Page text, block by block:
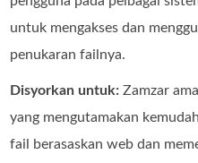
untuk mengakses dan
penukaran failnya.
Disyorkan untuk: Zamzar
yang mengutamakan
fail berasaskan web dan